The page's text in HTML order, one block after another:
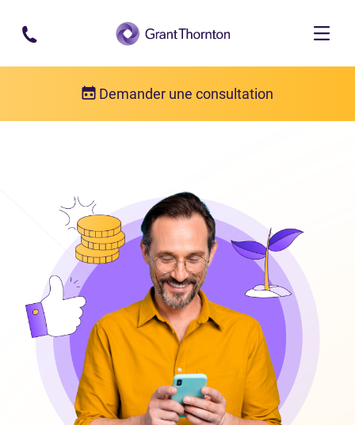
Passer au contenu principal
Demander une consultation